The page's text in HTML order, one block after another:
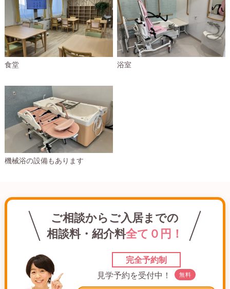
食堂 浴室
機械浴の設備もあります
ご相談からご入居までの
相談料・紹介料全て０円！
完全予約制
見学予約を受付中！
無料